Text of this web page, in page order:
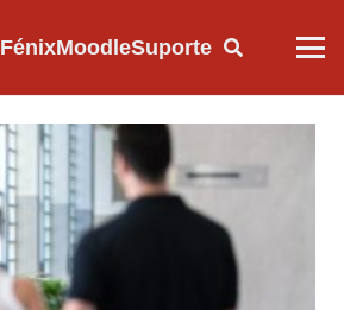
FénixMoodleSuporte